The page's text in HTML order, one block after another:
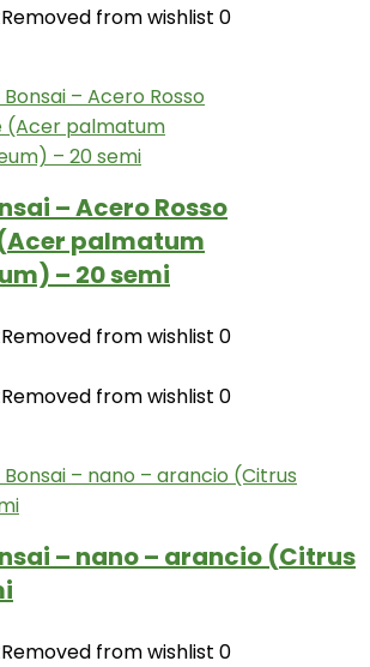
Removed from wishlist 0
– Acero Rosso
palmatum
– 20 semi
Removed from wishlist 0
Removed from wishlist 0
– nano – arancio (Citrus
Removed from wishlist 0